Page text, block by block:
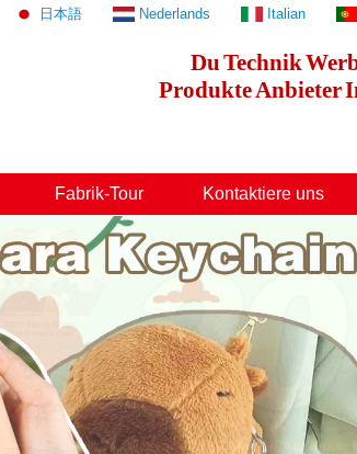
DuTechnik
ProdukteAnbieter
日本語 Nederlands Italian
Fabrik-Tour Kontaktiere uns